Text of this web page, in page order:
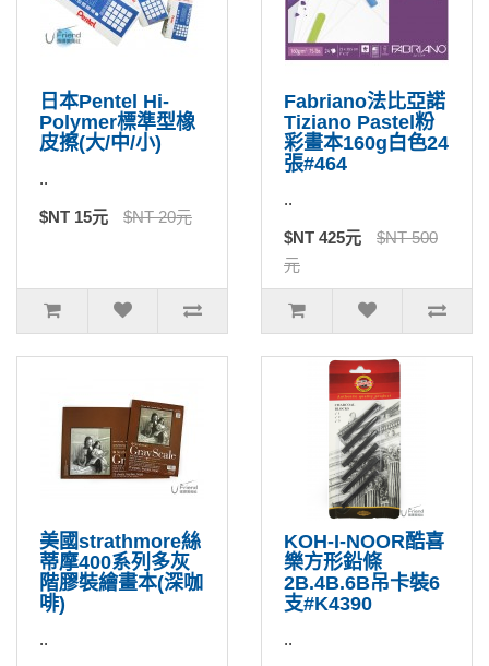
日本Pentel Hi-
Polymer標準型橡
皮擦(大/中/小)
..
$NT 15元 $NT 20元
Fabriano法比亞諾
Tiziano Pastel粉
彩畫本160g白色24
張#464
..
$NT 425元
$NT 500
元
美國strathmore絲
蒂摩400系列多灰
階膠裝繪畫本(深咖
啡)
..
KOH-I-NOOR酷喜
樂方形鉛條
2B.4B.6B吊卡裝6
支#K4390
..